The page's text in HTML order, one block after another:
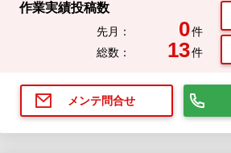
作業実績投稿数
先月： 0件
総数：
13件
メンテ問合せ